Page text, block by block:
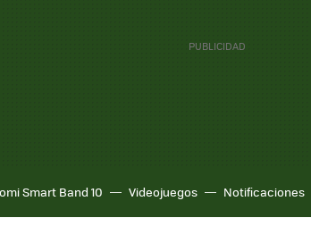
Smart Band 10 Videojuegos Notificaciones